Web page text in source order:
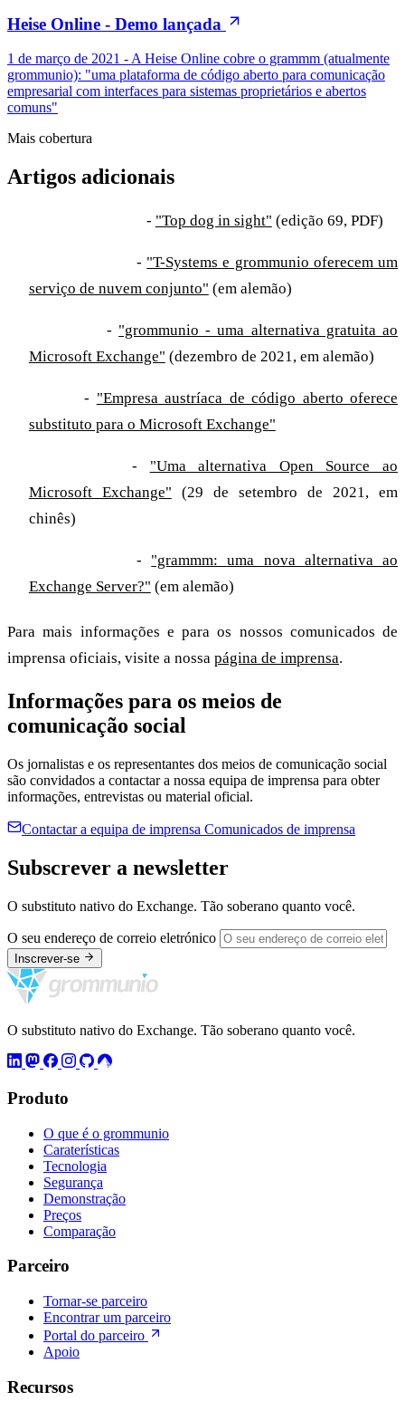
Heise Online - Demo lançada
1 de março de 2021 - A Heise Online cobre o grammm (atualmente
grommunio): "uma plataforma de código aberto para comunicação
empresarial com interfaces para sistemas proprietários e abertos
comuns"
Mais cobertura
Artigos adicionais
- "Top dog in sight" (edição 69, PDF)
- "T-Systems e grommunio oferecem um
serviço de nuvem conjunto" (em alemão)
- "grommunio - uma alternativa gratuita ao
Microsoft Exchange" (dezembro de 2021, em alemão)
- "Empresa austríaca de código aberto oferece
substituto para o Microsoft Exchange"
- "Uma alternativa Open Source ao
Microsoft Exchange" (29 de setembro de 2021, em
chinês)
- "grammm: uma nova alternativa ao
Exchange Server?" (em alemão)
Para mais informações e para os nossos comunicados de
imprensa oficiais, visite a nossa página de imprensa.
Informações para os meios de
comunicação social
Os jornalistas e os representantes dos meios de comunicação social
são convidados a contactar a nossa equipa de imprensa para obter
informações, entrevistas ou material oficial.
Contactar a equipa de imprensa Comunicados de imprensa
Subscrever a newsletter
O substituto nativo do Exchange. Tão soberano quanto você.
O seu endereço de correio eletrónico
Inscrever-se
O substituto nativo do Exchange. Tão soberano quanto você.
Produto
O que é o grommunio
Caraterísticas
Tecnologia
Segurança
Demonstração
Preços
Comparação
Parceiro
Tornar-se parceiro
Encontrar um parceiro
Portal do parceiro
Apoio
Recursos